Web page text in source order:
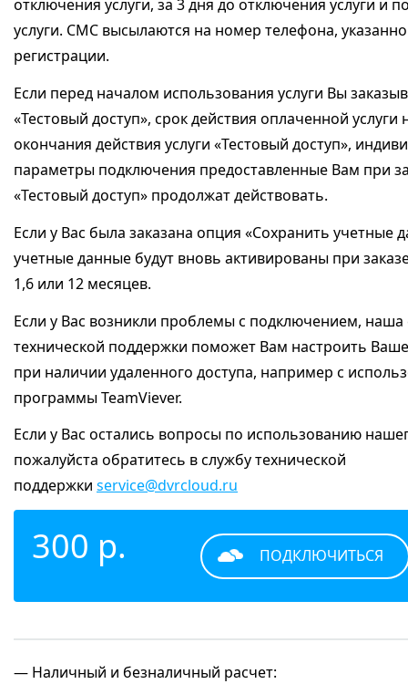
отключения услуги, за 3 дня до отключения услуги и
услуги. СМС высылаются на номер телефона,
регистрации.
Если перед началом использования услуги Вы
«Тестовый доступ», срок действия оплаченной услуги
окончания действия услуги «Тестовый доступ»,
параметры подключения предоставленные Вам при
«Тестовый доступ» продолжат действовать.
Если у Вас была заказана опция «Сохранить учетные
учетные данные будут вновь активированы при
1,6 или 12 месяцев.
Если у Вас возникли проблемы с подключением, наша
технической поддержки поможет Вам настроить
при наличии удаленного доступа, например с
программы TeamViever.
Если у Вас остались вопросы по использованию
пожалуйста обратитесь в службу технической
поддержки service@dvrcloud.ru
300 р. ПОДКЛЮЧИТЬСЯ
— Наличный и безналичный расчет: